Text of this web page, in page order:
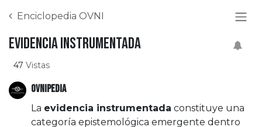
Enciclopedia OVNI
Evidencia instrumentada
47 Vistas
OVNIPEDIA
La evidencia instrumentada constituye una
categoría epistemológica emergente dentro